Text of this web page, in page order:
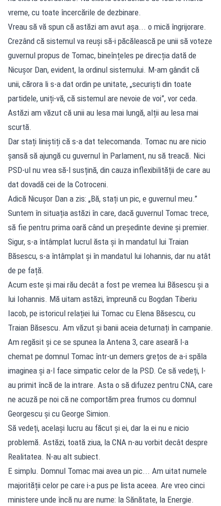
vreme, cu toate încercările de dezbinare.
Vreau să vă spun că astăzi am avut așa... o mică îngrijorare.
Crezând că sistemul va reuși să-i păcălească pe unii să voteze
guvernul propus de Tomac, bineînțeles pe direcția dată de
Nicușor Dan, evident, la ordinul sistemului. M-am gândit că
unii, cărora li s-a dat ordin pe unitate, „securiști din toate
partidele, uniți-vă, că sistemul are nevoie de voi”, vor ceda.
Astăzi am văzut că unii au lesa mai lungă, alții au lesa mai
scurtă.
Dar stați liniștiți că s-a dat telecomanda. Tomac nu are nicio
șansă să ajungă cu guvernul în Parlament, nu să treacă. Nici
PSD-ul nu vrea să-l susțină, din cauza inflexibilității de care au
dat dovadă cei de la Cotroceni.
Adică Nicușor Dan a zis: „Bă, stați un pic, e guvernul meu.”
Suntem în situația astăzi în care, dacă guvernul Tomac trece,
să fie pentru prima oară când un președinte devine și premier.
Sigur, s-a întâmplat lucrul ăsta și în mandatul lui Traian
Băsescu, s-a întâmplat și în mandatul lui Iohannis, dar nu atât
de pe față.
Acum este și mai rău decât a fost pe vremea lui Băsescu și a
lui Iohannis. Mă uitam astăzi, împreună cu Bogdan Tiberiu
Iacob, pe istoricul relației lui Tomac cu Elena Băsescu, cu
Traian Băsescu. Am văzut și banii aceia deturnați în campanie.
Am regăsit și ce se spunea la Antena 3, care aseară l-a
chemat pe domnul Tomac într-un demers grețos de a-i spăla
imaginea și a-l face simpatic celor de la PSD. Ce să vedeți, l-
au primit încă de la intrare. Asta o să difuzez pentru CNA, care
ne acuză pe noi că ne comportăm prea frumos cu domnul
Georgescu și cu George Simion.
Să vedeți, același lucru au făcut și ei, dar la ei nu e nicio
problemă. Astăzi, toată ziua, la CNA n-au vorbit decât despre
Realitatea. N-au alt subiect.
E simplu. Domnul Tomac mai avea un pic... Am uitat numele
majorității celor pe care i-a pus pe lista aceea. Are vreo cinci
ministere unde încă nu are nume: la Sănătate, la Energie.